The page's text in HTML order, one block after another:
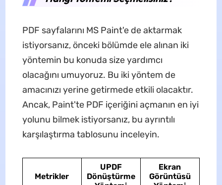
PDF sayfalarını MS Paint'e de aktarmak
istiyorsanız, önceki bölümde ele alınan iki
yöntemin bu konuda size yardımcı
olacağını umuyoruz. Bu iki yöntem de
amacınızı yerine getirmede etkili olacaktır.
Ancak, Paint'te PDF içeriğini açmanın en iyi
yolunu bilmek istiyorsanız, bu ayrıntılı
karşılaştırma tablosunu inceleyin.
Metrikler
UPDF
Dönüştürme
Ekran
Görüntüsü